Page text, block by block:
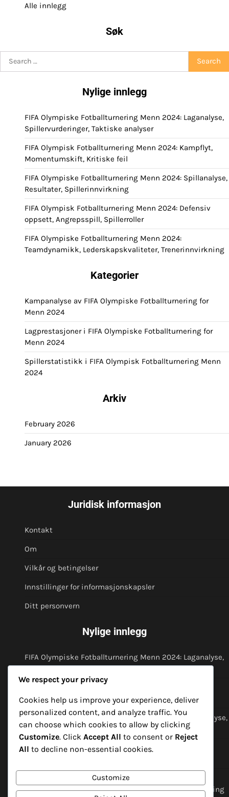
Alle innlegg
Søk
Search
for:
Nylige innlegg
FIFA Olympiske Fotballturnering Menn 2024: Laganalyse,
Spillervurderinger, Taktiske analyser
FIFA Olympisk Fotballturnering Menn 2024: Kampflyt,
Momentumskift, Kritiske feil
FIFA Olympiske Fotballturnering Menn 2024: Spillanalyse,
Resultater, Spillerinnvirkning
FIFA Olympisk Fotballturnering Menn 2024: Defensiv
oppsett, Angrepsspill, Spillerroller
FIFA Olympiske Fotballturnering Menn 2024:
Teamdynamikk, Lederskapskvaliteter, Trenerinnvirkning
Kategorier
Kampanalyse av FIFA Olympiske Fotballturnering for
Menn 2024
Lagprestasjoner i FIFA Olympiske Fotballturnering for
Menn 2024
Spillerstatistikk i FIFA Olympisk Fotballturnering Menn
2024
Arkiv
February 2026
January 2026
Juridisk informasjon
Kontakt
Om
Vilkår og betingelser
Innstillinger for informasjonskapsler
Ditt personvern
Nylige innlegg
FIFA Olympiske Fotballturnering Menn 2024: Laganalyse,
Spillervurderinger, Taktiske analyser
FIFA Olympisk Fotballturnering Menn 2024: Kampflyt,
Momentumskift, Kritiske feil
FIFA Olympiske Fotballturnering Menn 2024: Spillanalyse,
Resultater, Spillerinnvirkning
FIFA Olympisk Fotballturnering Menn 2024: Defensiv
FIFA Olympiske Fotballturnering Menn 2024:
Teamdynamikk, Lederskapskvaliteter, Trenerinnvirkning
We respect your privacy
Cookies help us improve your experience, deliver
personalized content, and analyze traffic. You
can choose which cookies to allow by clicking
Customize. Click Accept All to consent or Reject
All to decline non-essential cookies.
Customize